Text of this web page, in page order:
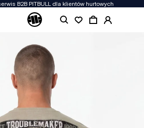
B2B PITBULL dla klientów hurtowych